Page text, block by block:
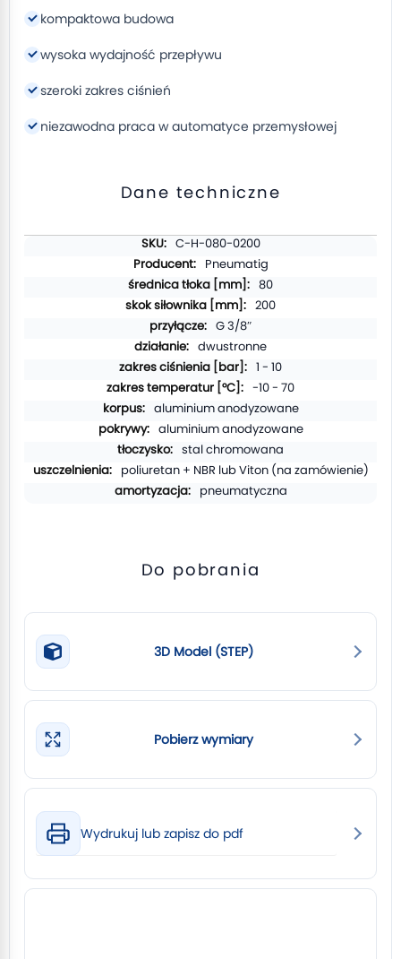
kompaktowa budowa
wysoka wydajność przepływu
szeroki zakres ciśnień
niezawodna praca w automatyce przemysłowej
Dane techniczne
C-H-080-0200
Pneumatig
80
200
G 3/8″
dwustronne
1 - 10
-10 - 70
aluminium anodyzowane
aluminium anodyzowane
stal chromowana
poliuretan + NBR lub Viton (na zamówienie)
pneumatyczna
Do pobrania
3D Model (STEP)
Pobierz wymiary
Wydrukuj lub zapisz do pdf